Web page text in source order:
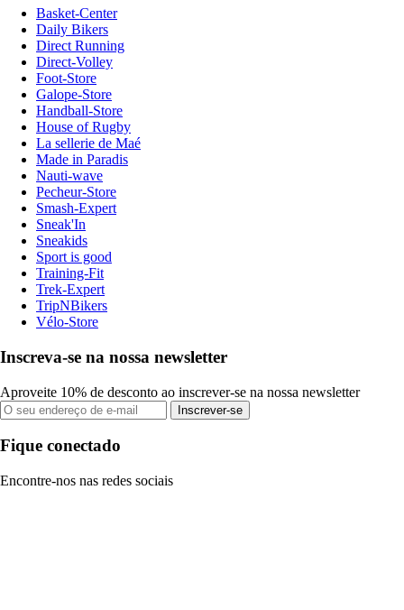
Basket-Center
Daily Bikers
Direct Running
Direct-Volley
Foot-Store
Galope-Store
Handball-Store
House of Rugby
La sellerie de Maé
Made in Paradis
Nauti-wave
Pecheur-Store
Smash-Expert
Sneak'In
Sneakids
Sport is good
Training-Fit
Trek-Expert
TripNBikers
Vélo-Store
Inscreva-se na nossa newsletter
Aproveite 10% de desconto ao inscrever-se na nossa newsletter
Inscrever-se
Fique conectado
Encontre-nos nas redes sociais